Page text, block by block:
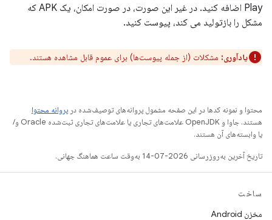
Play اضافه کنید. در غیر این صورت، در صورت امکان، یک APK که
مشکل را بازتولید می کند، پیوست کنید.
یادآوری: مشکلات (از جمله پیوست‌ها) برای عموم قابل مشاهده هستند.
محتوا و نمونه کدها در این صفحه مشمول پروانه‌های توصیف‌شده در پروانه محتوا
هستند. جاوا و OpenJDK علامت‌های تجاری یا علامت‌های تجاری ثبت‌شده Oracle و/
یا وابسته‌های آن هستند.
تاریخ آخرین به‌روزرسانی 2026-07-14 به‌وقت ساعت هماهنگ جهانی.
ساخت
مخزن Android